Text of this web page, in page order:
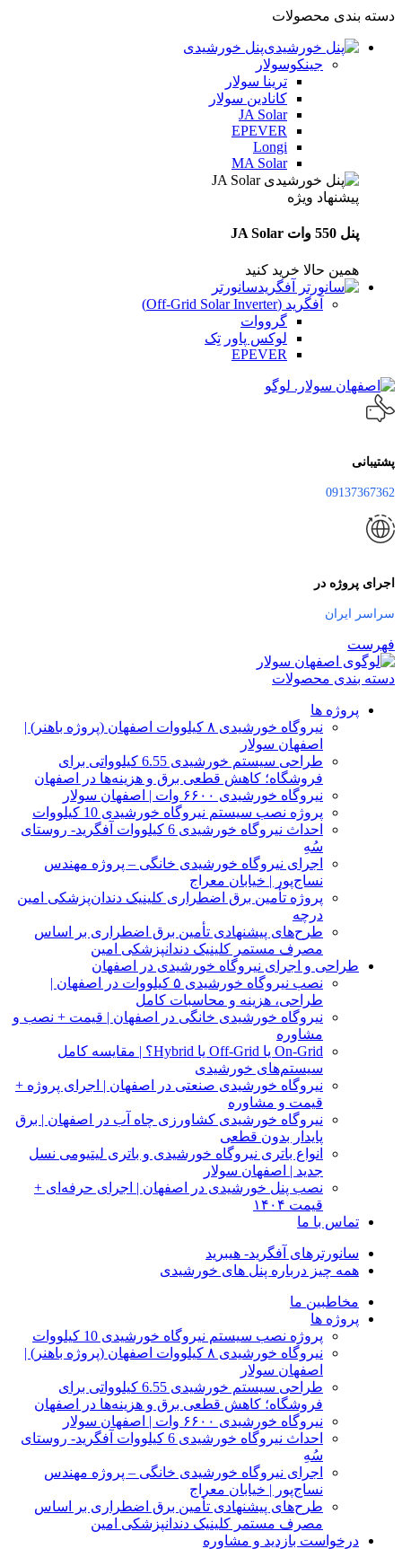
دسته بندی محصولات
پنل خورشیدی
جینکوسولار
ترینا سولار
کانادین سولار
JA Solar
EPEVER
Longi
MA Solar
پیشنهاد ویژه
پنل 550 وات JA Solar
همین حالا خرید کنید
سانورتر
آفگرید (Off‑Grid Solar Inverter)
گرووات
لوکس پاور تِک
EPEVER
پشتیبانی
09137367362
اجرای پروژه در
سراسر ایران
فهرست
دسته بندی محصولات
پروژه ها
نیروگاه خورشیدی ۸ کیلووات اصفهان (پروژه باهنر) |
اصفهان سولار
طراحی سیستم خورشیدی 6.55 کیلوواتی برای
فروشگاه؛ کاهش قطعی برق و هزینه‌ها در اصفهان
نیروگاه خورشیدی ۶۶۰۰ وات | اصفهان سولار
پروژه نصب سیستم نیروگاه خورشیدی 10 کیلووات
احداث نیروگاه خورشیدی 6 کیلووات آفگرید- روستای
سُهِ
اجرای نیروگاه خورشیدی خانگی – پروژه مهندس
نساج‌پور | خیابان معراج
پروژه تأمین برق اضطراری کلینیک دندان‌پزشکی امین
درچه
طرح‌های پیشنهادی تأمین برق اضطراری بر اساس
مصرف مستمر کلینیک دندانپزشکی امین
طراحی و اجرای نیروگاه خورشیدی در اصفهان
نصب نیروگاه خورشیدی ۵ کیلووات در اصفهان |
طراحی، هزینه و محاسبات کامل
نیروگاه خورشیدی خانگی در اصفهان | قیمت + نصب و
مشاوره
On‑Grid یا Off‑Grid یا Hybrid؟ | مقایسه کامل
سیستم‌های خورشیدی
نیروگاه خورشیدی صنعتی در اصفهان | اجرای پروژه +
قیمت و مشاوره
نیروگاه خورشیدی کشاورزی چاه آب در اصفهان | برق
پایدار بدون قطعی
انواع باتری نیروگاه خورشیدی و باتری لیتیومی نسل
جدید | اصفهان سولار
نصب پنل خورشیدی در اصفهان | اجرای حرفه‌ای +
قیمت ۱۴۰۴
تماس با ما
سانورترهای آفگرید- هیبرید
همه چیز درباره پنل های خورشیدی
مخاطبین ما
پروژه ها
پروژه نصب سیستم نیروگاه خورشیدی 10 کیلووات
نیروگاه خورشیدی ۸ کیلووات اصفهان (پروژه باهنر) |
اصفهان سولار
طراحی سیستم خورشیدی 6.55 کیلوواتی برای
فروشگاه؛ کاهش قطعی برق و هزینه‌ها در اصفهان
نیروگاه خورشیدی ۶۶۰۰ وات | اصفهان سولار
احداث نیروگاه خورشیدی 6 کیلووات آفگرید- روستای
سُهِ
اجرای نیروگاه خورشیدی خانگی – پروژه مهندس
نساج‌پور | خیابان معراج
طرح‌های پیشنهادی تأمین برق اضطراری بر اساس
مصرف مستمر کلینیک دندانپزشکی امین
درخواست بازدید و مشاوره